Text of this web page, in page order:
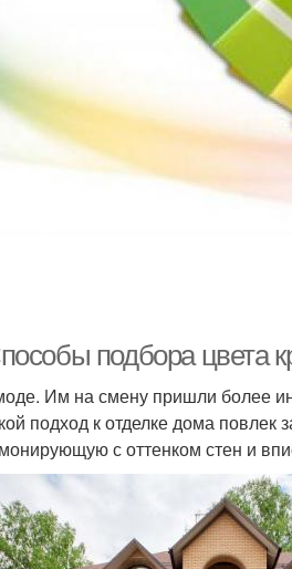
подбора цвета
Им на смену пришли более
подход к отделке дома повлек
с оттенком стен и